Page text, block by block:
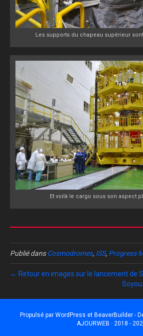
Les supports du chapeau supérieur
Et voilà le cargo sous son aspect
Publié dansCosmodromes, ISS, Progress
← Retour en images sur le lancement de
Propulsé par WordPress et BeaverBuilder -
AJOURWEB · 2018 -